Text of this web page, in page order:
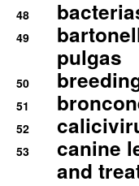
48
49
pulgas
50
51
52
53
canine
and